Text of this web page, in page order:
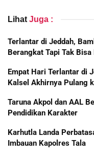
Lihat Juga :
Terlantar di Jeddah,
Berangkat Tapi Tak Bisa
Empat Hari Terlantar di
Kalsel Akhirnya Pulang
Taruna Akpol dan AAL
Pendidikan Karakter
Karhutla Landa
Imbauan Kapolres Tala